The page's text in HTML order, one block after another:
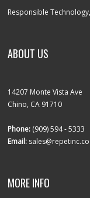
Responsible
ABOUT US
14207 Monte Vista Ave
Chino, CA 91710
Phone: (909) 594 - 5333
Email:
MORE INFO